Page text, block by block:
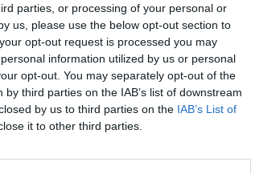
parties, or processing of your personal or
us, please use the below opt-out section to
opt-out request is processed you may
information utilized by us or personal
opt-out. You may separately opt-out of the
third parties on the IAB’s list of downstream
by us to third parties on the IAB’s List of
it to other third parties.
κατά των
του ΟΗΕ από